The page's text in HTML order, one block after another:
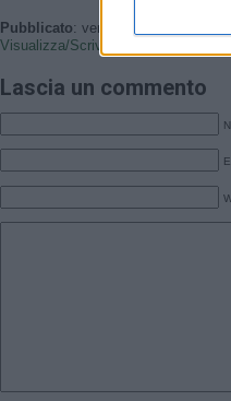
Pubblicato: venerdì, 13 Giugno
Visualizza/Scrivi
Lascia un commento